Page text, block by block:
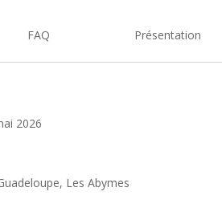
FAQ Présentation
2026
Les Abymes